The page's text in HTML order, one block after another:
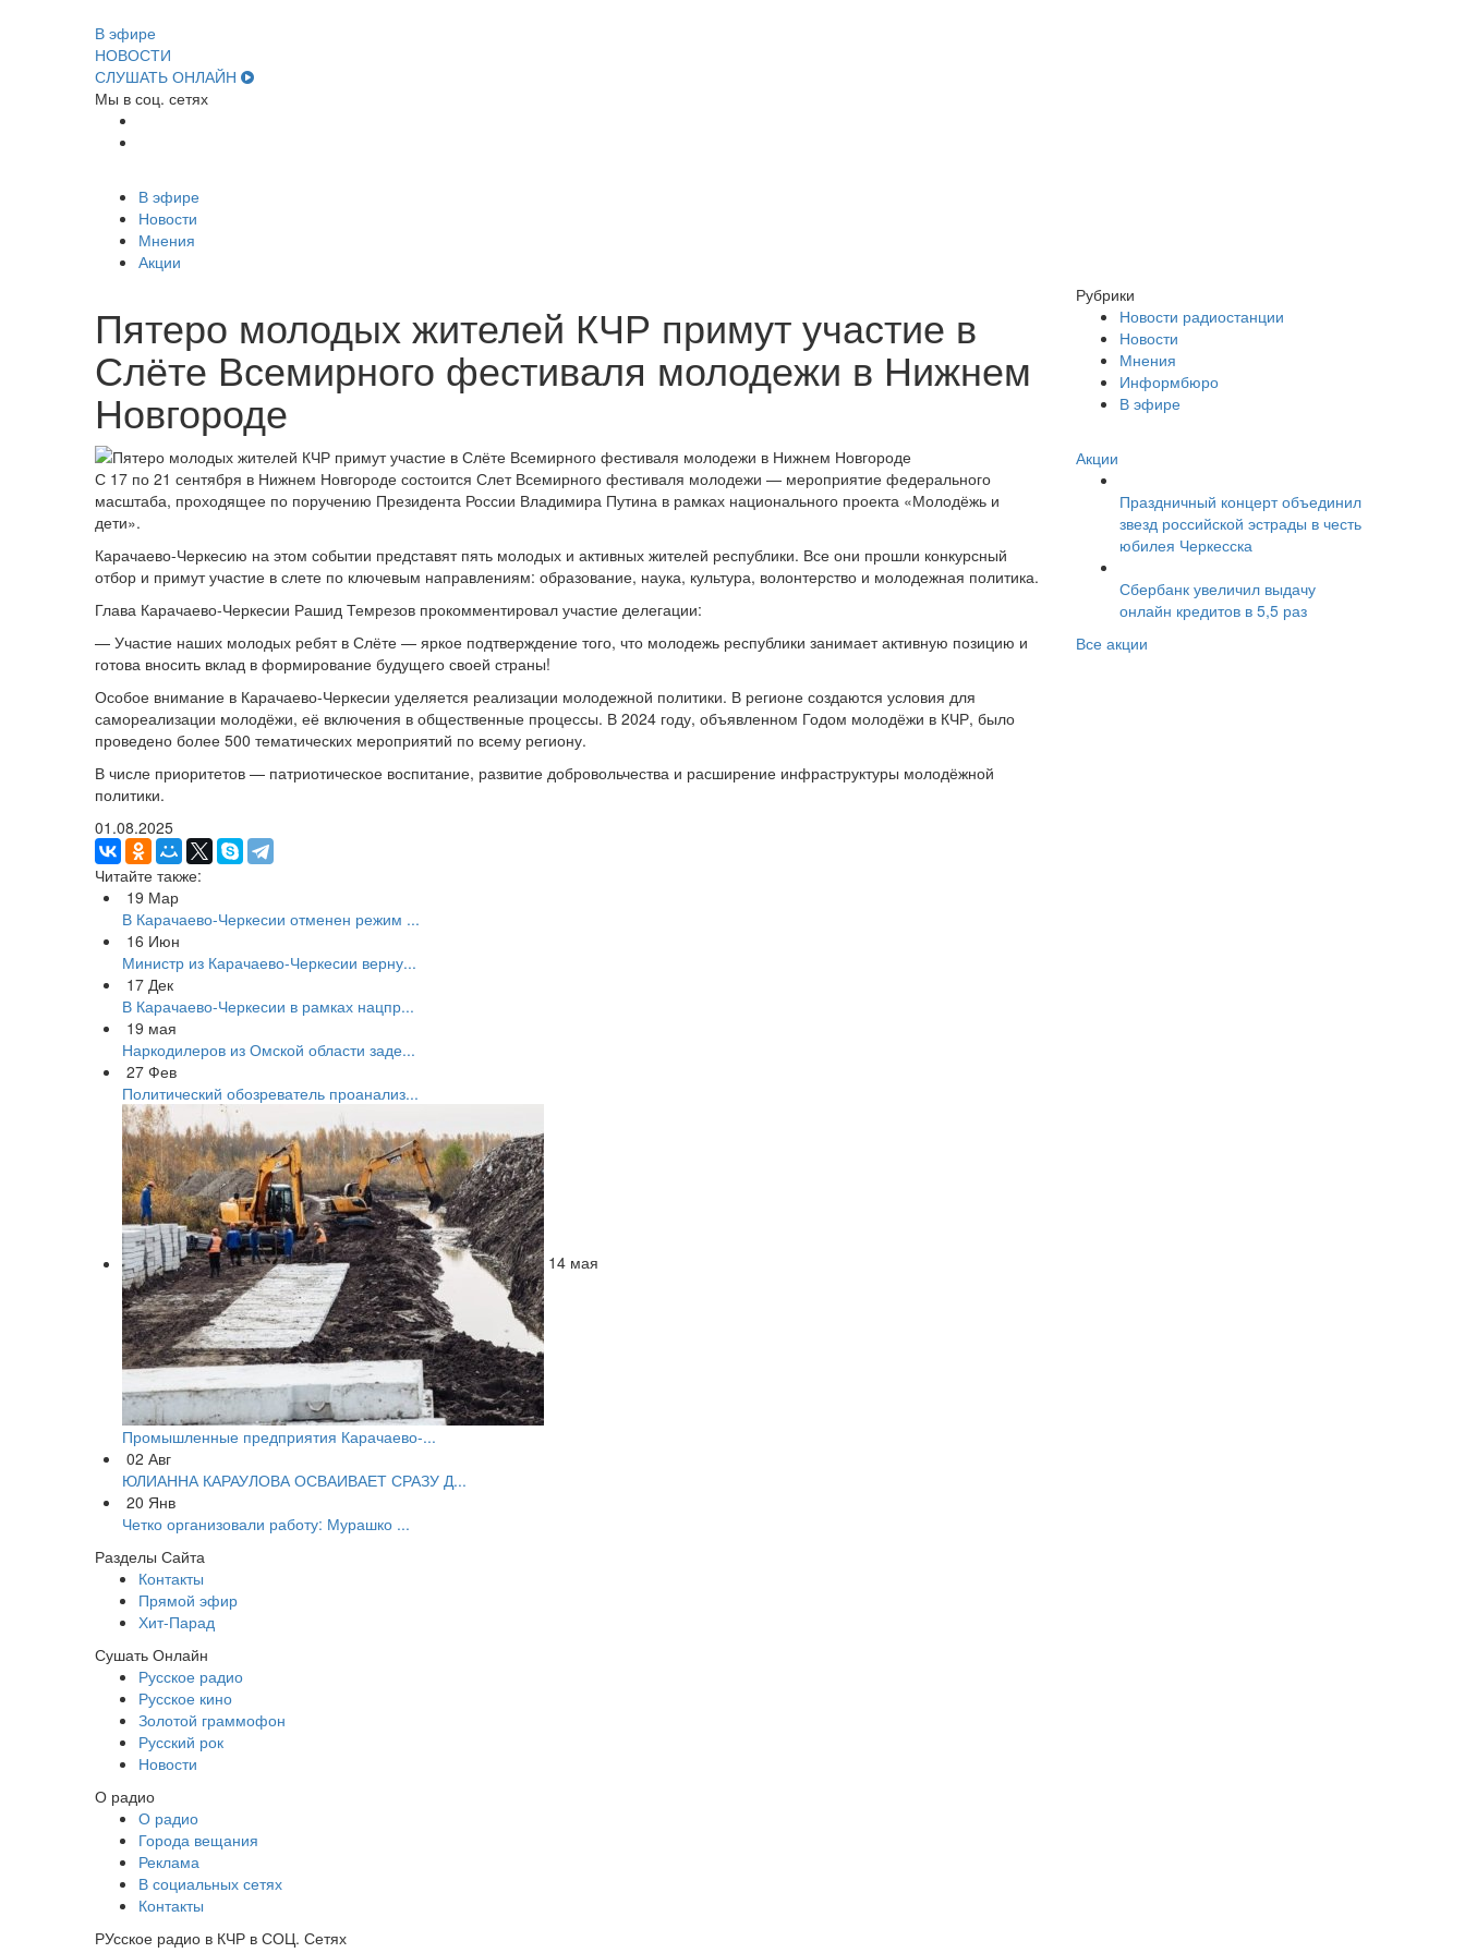
В эфире
НОВОСТИ
СЛУШАТЬ ОНЛАЙН
Мы в соц. сетях
В эфире
Новости
Мнения
Акции
Пятеро молодых жителей КЧР примут участие в
Слёте Всемирного фестиваля молодежи в Нижнем
Новгороде
С 17 по 21 сентября в Нижнем Новгороде состоится Слет Всемирного фестиваля молодежи — мероприятие федерального
масштаба, проходящее по поручению Президента России Владимира Путина в рамках национального проекта «Молодёжь и
дети».
Карачаево-Черкесию на этом событии представят пять молодых и активных жителей республики. Все они прошли конкурсный
отбор и примут участие в слете по ключевым направлениям: образование, наука, культура, волонтерство и молодежная политика.
Глава Карачаево-Черкесии Рашид Темрезов прокомментировал участие делегации:
— Участие наших молодых ребят в Слёте — яркое подтверждение того, что молодежь республики занимает активную позицию и
готова вносить вклад в формирование будущего своей страны!
Особое внимание в Карачаево-Черкесии уделяется реализации молодежной политики. В регионе создаются условия для
самореализации молодёжи, её включения в общественные процессы. В 2024 году, объявленном Годом молодёжи в КЧР, было
проведено более 500 тематических мероприятий по всему региону.
В числе приоритетов — патриотическое воспитание, развитие добровольчества и расширение инфраструктуры молодёжной
политики.
01.08.2025
Читайте также:
19 Мар
В Карачаево-Черкесии отменен режим ...
16 Июн
Министр из Карачаево-Черкесии верну...
17 Дек
В Карачаево-Черкесии в рамках нацпр...
19 мая
Наркодилеров из Омской области заде...
27 Фев
Политический обозреватель проанализ...
14 мая
Промышленные предприятия Карачаево-...
02 Авг
ЮЛИАННА КАРАУЛОВА ОСВАИВАЕТ СРАЗУ Д...
20 Янв
Четко организовали работу: Мурашко ...
Рубрики
Новости радиостанции
Новости
Мнения
Информбюро
В эфире
Акции
Праздничный концерт объединил
звезд российской эстрады в честь
юбилея Черкесска
Сбербанк увеличил выдачу
онлайн кредитов в 5,5 раз
Все акции
Разделы Сайта
Контакты
Прямой эфир
Хит-Парад
Сушать Онлайн
Русское радио
Русское кино
Золотой граммофон
Русский рок
Новости
О радио
О радио
Города вещания
Реклама
В социальных сетях
Контакты
РУсское радио в КЧР в СОЦ. Сетях